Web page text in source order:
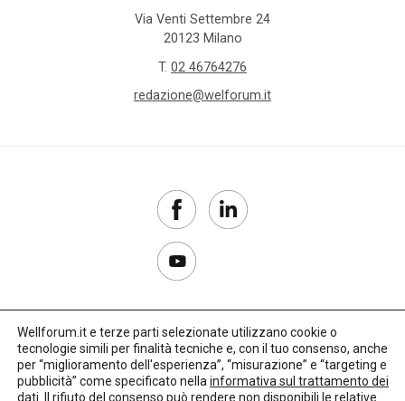
Via Venti Settembre 24
20123 Milano
T. 02 46764276
redazione@welforum.it
Copyright 2017–2026
Privacy Policy
Wellforum.it e terze parti selezionate utilizzano cookie o
tecnologie simili per finalità tecniche e, con il tuo consenso, anche
per “miglioramento dell'esperienza”, “misurazione” e “targeting e
pubblicità” come specificato nella informativa sul trattamento dei
dati . Il rifiuto del consenso può rendere non disponibili le relative